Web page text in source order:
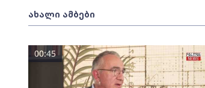
ახალი ამბები
00:45